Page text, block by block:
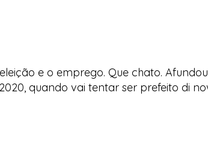
e o emprego. Que chato.
quando vai tentar ser prefeito di